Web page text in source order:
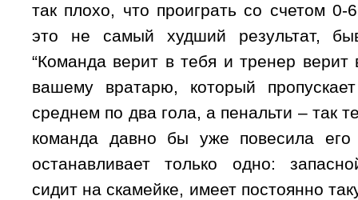
так плохо, что проиграть со счетом 0-
это не самый худший результат,
“Команда верит в тебя и тренер верит
вашему вратарю, который
среднем по два гола, а пенальти – так
команда давно бы уже повесила его
останавливает только одно:
сидит на скамейке, имеет постоянно